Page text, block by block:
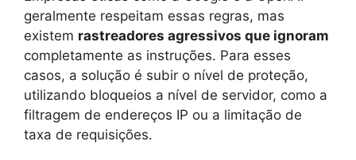
geralmente respeitam essas regras, mas
existem rastreadores agressivos que ignoram
completamente as instruções. Para esses
casos, a solução é subir o nível de proteção,
utilizando bloqueios a nível de servidor, como a
filtragem de endereços IP ou a limitação de
taxa de requisições.